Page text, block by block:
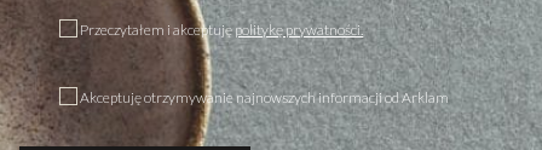
Przeczytałem i akceptujępolitykę prywatności.
Akceptuję otrzymywanie najnowszych informacji od Arklam